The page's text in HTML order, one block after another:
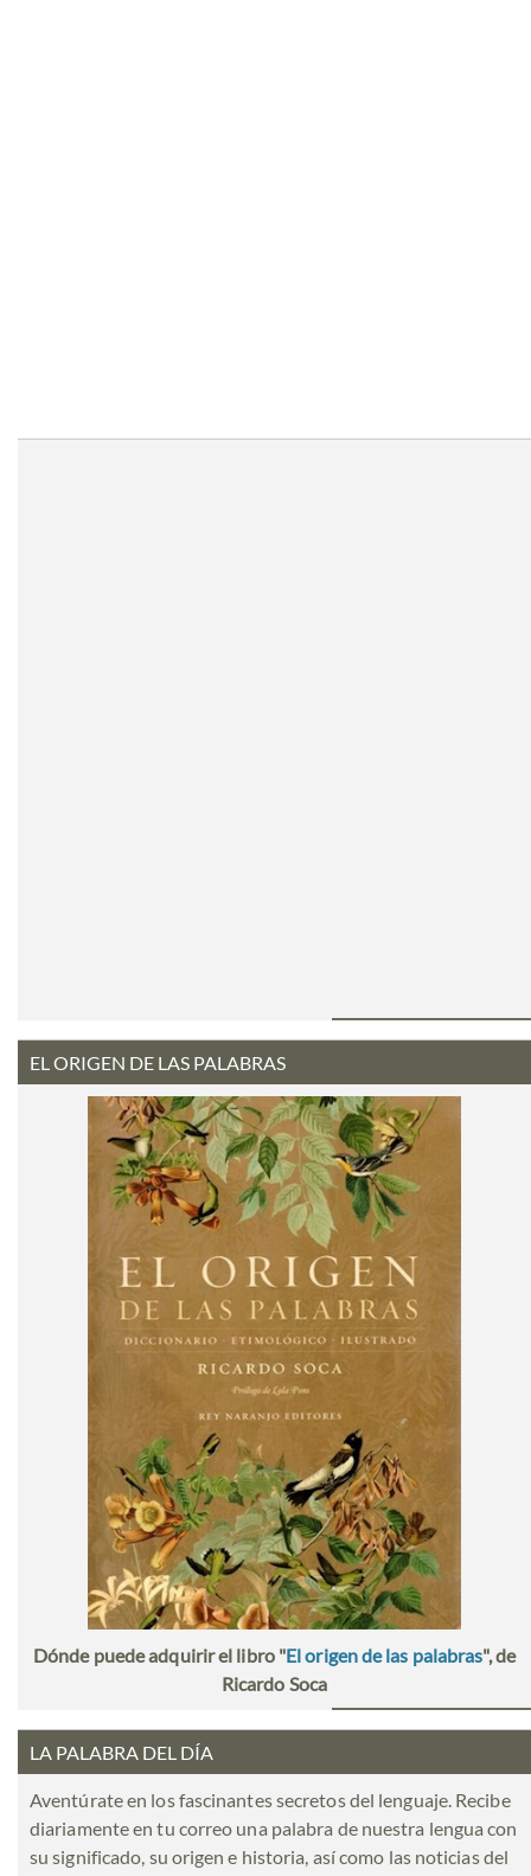
EL ORIGEN DE LAS PALABRAS
Dónde puede adquirir el libro "El origen de las palabras", de
Ricardo Soca
LA PALABRA DEL DÍA
Aventúrate en los fascinantes secretos del lenguaje. Recibe
diariamente en tu correo una palabra de nuestra lengua con
su significado, su origen e historia, así como las noticias del